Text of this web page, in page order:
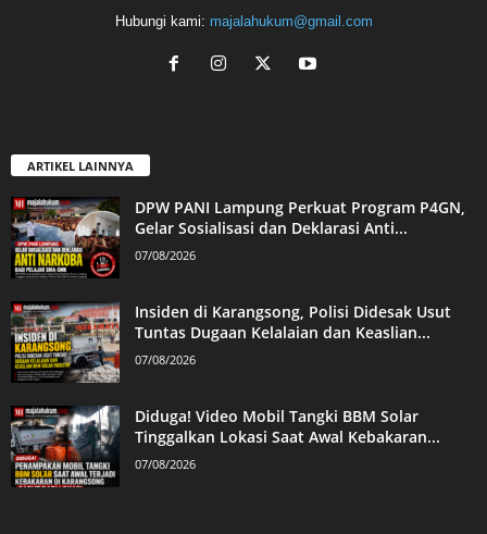
Hubungi kami: majalahukum@gmail.com
ARTIKEL LAINNYA
DPW PANI Lampung Perkuat Program P4GN,
Gelar Sosialisasi dan Deklarasi Anti...
07/08/2026
Insiden di Karangsong, Polisi Didesak Usut
Tuntas Dugaan Kelalaian dan Keaslian...
07/08/2026
Diduga! Video Mobil Tangki BBM Solar
Tinggalkan Lokasi Saat Awal Kebakaran...
07/08/2026